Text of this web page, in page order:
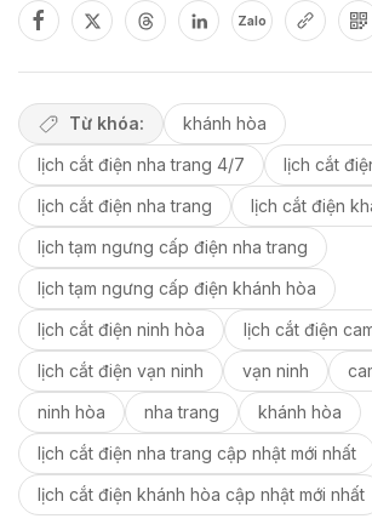
Zalo
Từ khóa:
khánh hòa
lịch cắt điện nha trang 4/7
lịch cắt
lịch cắt điện nha trang
lịch cắt điện
lịch tạm ngưng cấp điện nha trang
lịch tạm ngưng cấp điện khánh hòa
lịch cắt điện ninh hòa
lịch cắt điện
lịch cắt điện vạn ninh
vạn ninh
ninh hòa
nha trang
khánh hòa
lịch cắt điện nha trang cập nhật mới nhất
lịch cắt điện khánh hòa cập nhật mới nhất